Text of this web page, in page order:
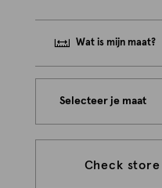
Wat is mijn maat?
Selecteer je maat
Check